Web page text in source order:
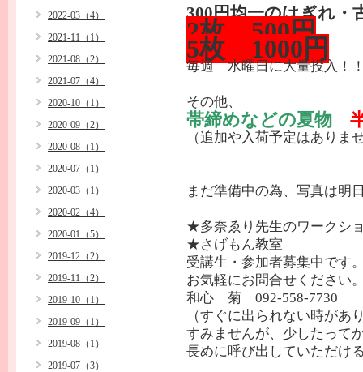
300円均一のはぎれ・
2枚 500円
5枚 1000円
毎週 水曜日に大量投入！
その他、
帯締めなどの夏物
（追加や入荷予定はありま
まだ準備中の為、写真は明
★多奈ゑり先生のワークシ
★さげもん教室
受講生・参加者募集中です
お気軽にお問合せください
和心 菊 092-558-7730
（すぐに出られない時があ
すみませんが、少したって
長めに呼び出していただけ
2022-03（4）
2021-11（1）
2021-08（2）
2021-07（4）
2020-10（1）
2020-09（2）
2020-08（1）
2020-07（1）
2020-03（1）
2020-02（4）
2020-01（5）
2019-12（2）
2019-11（2）
2019-10（1）
2019-09（1）
2019-08（1）
2019-07（3）